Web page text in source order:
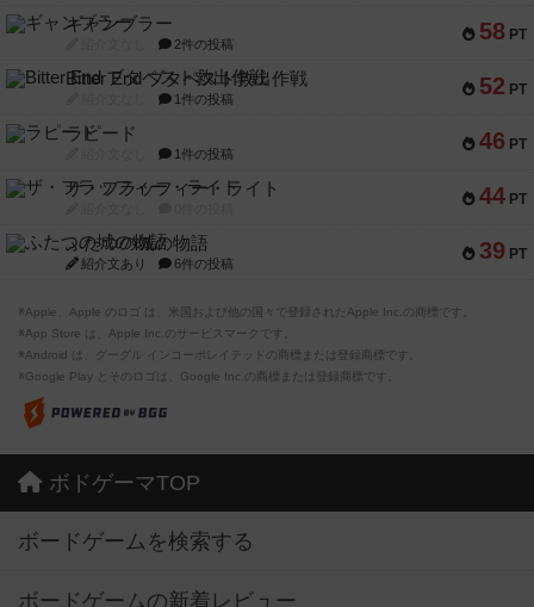
52
Bitter End ブタペスト救出作戦
紹介文なし
46
ラピード
紹介文なし 1件の投稿
44
紹介文なし
39
紹介文あり 6件の投稿
※Apple、Apple のロゴ は、米国および他の国々で登録されたApple Inc.の商標です。
※App Store は、Apple Inc.のサービスマークです。
※Google Play とそのロゴは、Google Inc.の商標または登録商標です。
ボドゲーマTOP
ボードゲームを検索する
ボードゲームの新着レビュー
ボードゲーム会情報